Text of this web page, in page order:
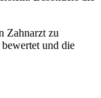
Zahnarzt zu
und die